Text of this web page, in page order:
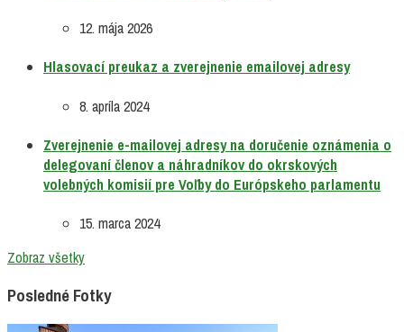
12. mája 2026
Hlasovací preukaz a zverejnenie emailovej adresy
8. apríla 2024
Zverejnenie e-mailovej adresy na doručenie oznámenia o
delegovaní členov a náhradníkov do okrskových
volebných komisií pre Voľby do Európskeho parlamentu
15. marca 2024
Zobraz všetky
Posledné Fotky